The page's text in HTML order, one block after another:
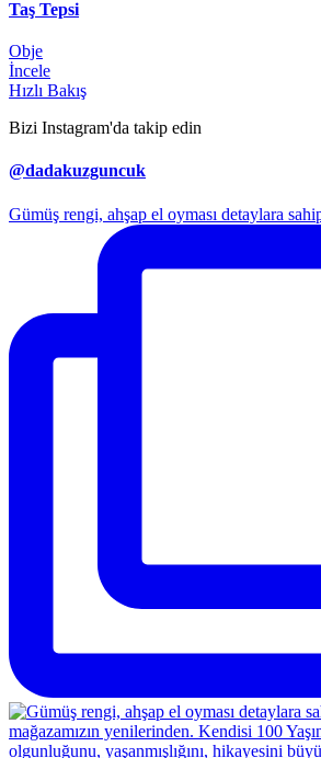
Taş Tepsi
Obje
İncele
Hızlı Bakış
Bizi Instagram'da takip edin
@dadakuzguncuk
Gümüş rengi, ahşap el oyması detaylara